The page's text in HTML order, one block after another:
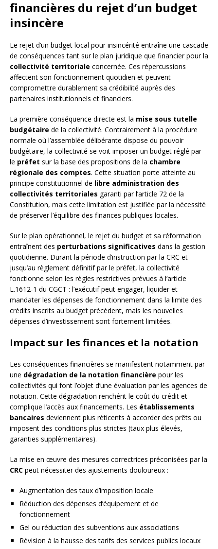
financières du rejet d’un budget
insincère
Le rejet d’un budget local pour insincérité entraîne une cascade
de conséquences tant sur le plan juridique que financier pour la
collectivité territoriale concernée. Ces répercussions
affectent son fonctionnement quotidien et peuvent
compromettre durablement sa crédibilité auprès des
partenaires institutionnels et financiers.
La première conséquence directe est la mise sous tutelle
budgétaire de la collectivité. Contrairement à la procédure
normale où l’assemblée délibérante dispose du pouvoir
budgétaire, la collectivité se voit imposer un budget réglé par
le préfet sur la base des propositions de la chambre
régionale des comptes. Cette situation porte atteinte au
principe constitutionnel de libre administration des
collectivités territoriales garanti par l’article 72 de la
Constitution, mais cette limitation est justifiée par la nécessité
de préserver l’équilibre des finances publiques locales.
Sur le plan opérationnel, le rejet du budget et sa réformation
entraînent des perturbations significatives dans la gestion
quotidienne. Durant la période d’instruction par la CRC et
jusqu’au règlement définitif par le préfet, la collectivité
fonctionne selon les règles restrictives prévues à l’article
L.1612-1 du CGCT : l’exécutif peut engager, liquider et
mandater les dépenses de fonctionnement dans la limite des
crédits inscrits au budget précédent, mais les nouvelles
dépenses d’investissement sont fortement limitées.
Impact sur les finances et la notation
Les conséquences financières se manifestent notamment par
une dégradation de la notation financière pour les
collectivités qui font l’objet d’une évaluation par les agences de
notation. Cette dégradation renchérit le coût du crédit et
complique l’accès aux financements. Les établissements
bancaires deviennent plus réticents à accorder des prêts ou
imposent des conditions plus strictes (taux plus élevés,
garanties supplémentaires).
La mise en œuvre des mesures correctrices préconisées par la
CRC peut nécessiter des ajustements douloureux :
Augmentation des taux d’imposition locale
Réduction des dépenses d’équipement et de
fonctionnement
Gel ou réduction des subventions aux associations
Révision à la hausse des tarifs des services publics locaux